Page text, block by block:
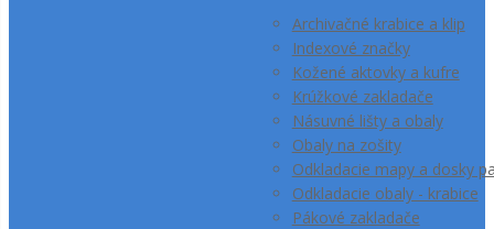
Archivačné krabice a klip
Indexové značky
Kožené aktovky a kufre
Krúžkové zakladače
Násuvné lišty a obaly
Obaly na zošity
Odkladacie mapy a dosky
Odkladacie obaly - krabice
Pákové zakladače